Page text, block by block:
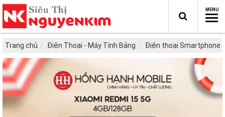
Trang chủ Điện Thoại - Máy Tính Bảng Điện thoại Smartphone